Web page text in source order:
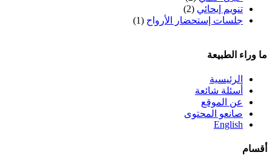
تنويم إيحائي (2)
جلسات إستحضار الأرواح (1)
ما وراء الطبيعة
الرئيسية
أسئلة شائعة
عن الموقع
صانعو المحتوى
English
أقسام